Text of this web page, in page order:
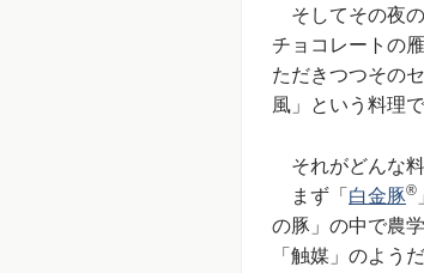
そしてその夜の
チョコレートの
ただきつつその
風」という料理で
それがどんな料
まず「 白金豚®
の豚」の中で農
「触媒」のよう